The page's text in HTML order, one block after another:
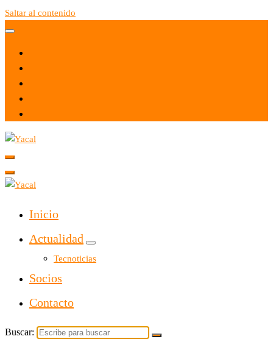
Saltar al contenido
Yacal micro hosting
Inicio
Actualidad
Tecnoticias
Socios
Contacto
Buscar: